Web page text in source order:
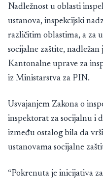
Nadležnost u oblasti
ustanova, inspekcijski
različitim oblastima, a za
socijalne zaštite,
Kantonalne uprave za
iz Ministarstva za PIN.
Usvajanjem Zakona o
inspektorat za socijalnu i
između ostalog bila da
ustanovama socijalne
“Pokrenuta je inicijativa